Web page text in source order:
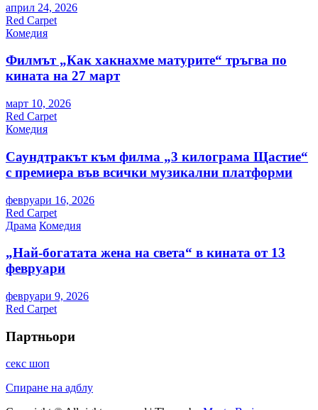
април 24, 2026
Red Carpet
Комедия
Филмът „Как хакнахме матурите“ тръгва по
кината на 27 март
март 10, 2026
Red Carpet
Комедия
Саундтракът към филма „3 килограма Щастие“
с премиера във всички музикални платформи
февруари 16, 2026
Red Carpet
Драма Комедия
„Най-богатата жена на света“ в кината от 13
февруари
февруари 9, 2026
Red Carpet
Партньори
секс шоп
Спиране на адблу